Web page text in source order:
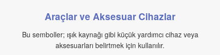
Araçlar ve Aksesuar Cihazlar
Bu semboller; ışık kaynağı gibi küçük yardımcı cihaz veya
aksesuarları belirtmek için kullanılır.